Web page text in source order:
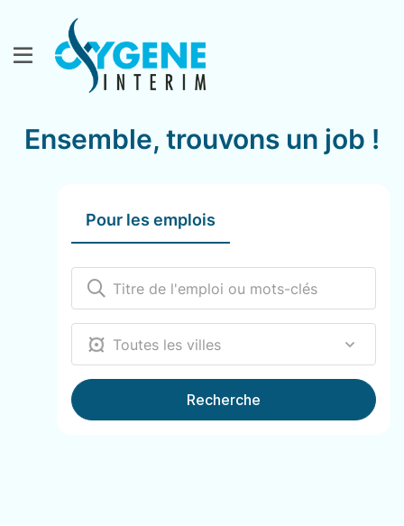
Ensemble, trouvons un job !
Pour les emplois
12000
Recherche